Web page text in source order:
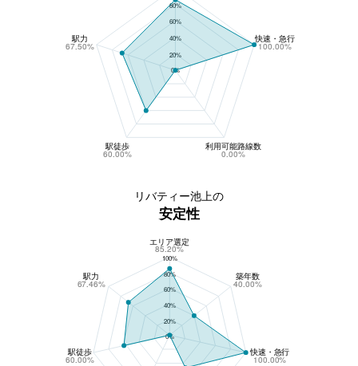
80%
60%
40%
20%
0%
駅力
67.50%
駅徒歩
60.00%
利用可能路線数
0.00%
快速・急行
100.00%
リバティー池上の
安定性
100%
80%
60%
40%
20%
0%
エリア選定
85.20%
駅力
67.46%
駅徒歩
60.00%
快速・急行
100.00%
築年数
40.00%